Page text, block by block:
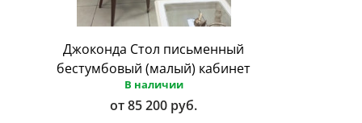
Джоконда Стол письменный
бестумбовый (малый) кабинет
В наличии
от 85 200 руб.